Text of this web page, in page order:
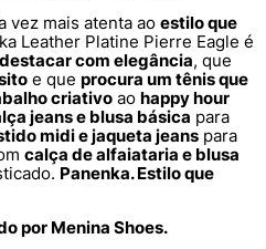
vez mais atenta ao estilo que
Leather Platine Pierre Eagle é
com elegância, que
e que procura um tênis que
criativo ao happy hour
jeans e blusa básica para
midi e jaqueta jeans para
calça de alfaiataria e blusa
Panenka. Estilo que
por Menina Shoes.